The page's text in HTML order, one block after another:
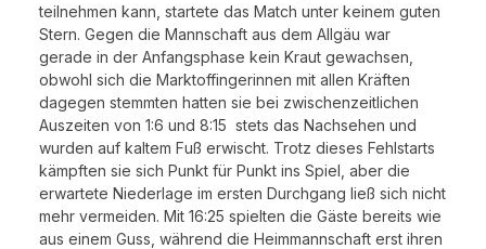
teilnehmen kann, startete das Match unter keinem guten
Stern. Gegen die Mannschaft aus dem Allgäu war
gerade in der Anfangsphase kein Kraut gewachsen,
obwohl sich die Marktoffingerinnen mit allen Kräften
dagegen stemmten hatten sie bei zwischenzeitlichen
Auszeiten von 1:6 und 8:15 stets das Nachsehen und
wurden auf kaltem Fuß erwischt. Trotz dieses Fehlstarts
kämpften sie sich Punkt für Punkt ins Spiel, aber die
erwartete Niederlage im ersten Durchgang ließ sich nicht
mehr vermeiden. Mit 16:25 spielten die Gäste bereits wie
aus einem Guss, während die Heimmannschaft erst ihren